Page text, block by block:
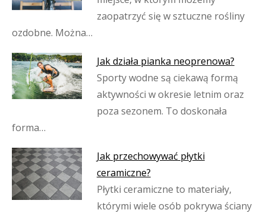
zaopatrzyć się w sztuczne rośliny
ozdobne. Można…
Jak działa pianka neoprenowa?
Sporty wodne są ciekawą formą
aktywności w okresie letnim oraz
poza sezonem. To doskonała
forma…
Jak przechowywać płytki
ceramiczne?
Płytki ceramiczne to materiały,
którymi wiele osób pokrywa ściany